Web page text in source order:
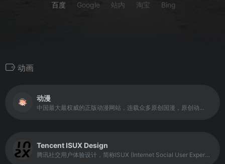
百度 Google 站内 淘宝 Bing
动画
动漫
中国最大最权威的正版动漫网站，连载众多原创国漫，原创动画，正版日漫等海内外最热正版动漫内容，为上千万动漫爱好者提供漫画、动画、资讯、论坛一站式全方位动漫服务，为原创动漫作者提供最优质的创作成长环境，为中国动漫产业打造梦想舞台。热门动画|漫画：尸兄、中国惊奇先生、火影忍者、海贼王、大王饶命、三体等
Tencent ISUX Design
腾讯社交用户体验设计，简称ISUX (Internet Social User Experience)，成立于2011年1月11日，是腾讯集团核心、全球最具规模的UX设计团队，专业成员包括用户研究、交互设计、视觉设计、品牌设计、视频动画设计、UI开发、产品设计与市场研究等，至今ISUX分布于中国深圳总部、北京、上海、成都及韩国首尔。